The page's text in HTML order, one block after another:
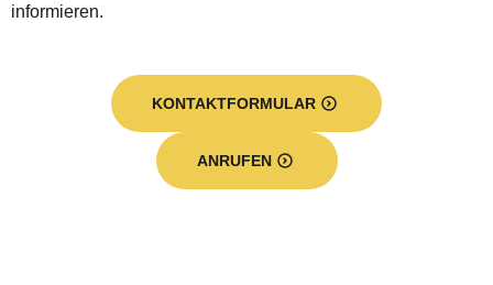
informieren.
KONTAKTFORMULAR
ANRUFEN